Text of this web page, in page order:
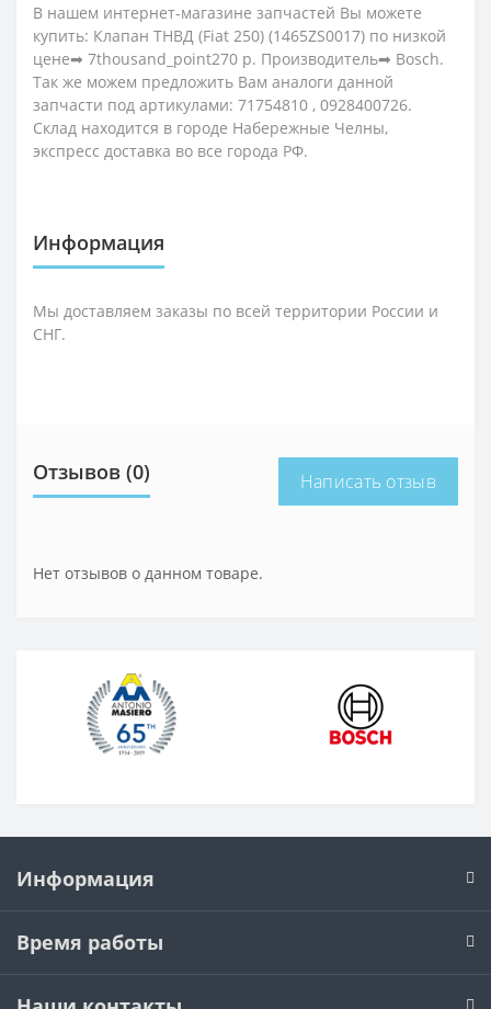
В нашем интернет-магазине запчастей Вы можете
купить: Клапан ТНВД (Fiat 250) (1465ZS0017) по низкой
цене➡ 7thousand_point270 р. Производитель➡ Bosch.
Так же можем предложить Вам аналоги данной
запчасти под артикулами: 71754810 , 0928400726.
Склад находится в городе Набережные Челны,
экспресс доставка во все города РФ.
Информация
Мы доставляем заказы по всей территории России и
СНГ.
Отзывов (0) Написать отзыв
Нет отзывов о данном товаре.
Информация
Время работы